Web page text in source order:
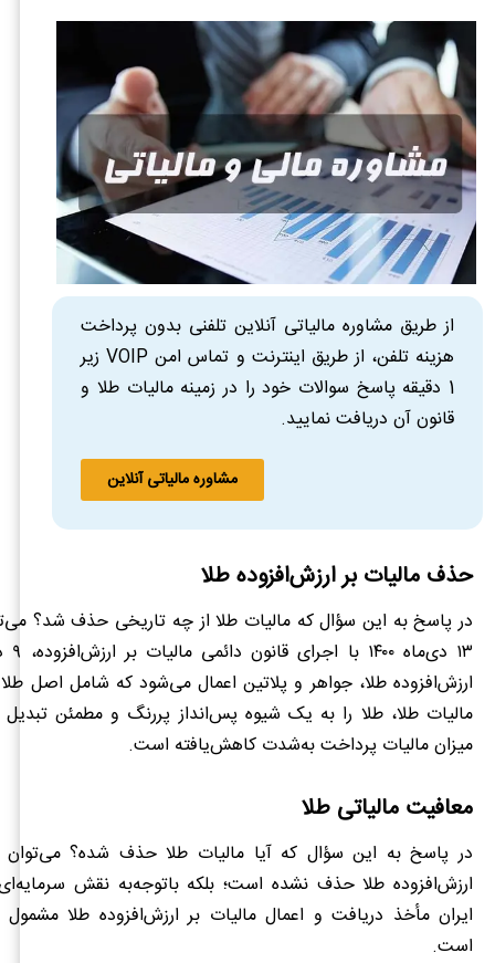
از طریق مشاوره مالیاتی آنلاین تلفنی بدون پرداخت
هزینه تلفن، از طریق اینترنت و تماس امن VOIP زیر
1 دقیقه پاسخ سوالات خود را در زمینه مالیات طلا و
قانون آن دریافت نمایید.
مشاوره مالیاتی آنلاین
حذف مالیات بر ارزش‌افزوده طلا
در پاسخ به این سؤال که مالیات طلا از چه تاریخی حذف شد؟
ارزش‌افزوده طلا، جواهر و پلاتین اعمال می‌شود که شامل اصل
مالیات طلا، طلا را به یک شیوه پس‌انداز پررنگ و مطمئن
میزان مالیات پرداخت به‌شدت کاهش‌یافته است.
معافیت مالیاتی طلا
در پاسخ به این سؤال که آیا مالیات طلا حذف شده؟ می‌توان
ارزش‌افزوده طلا حذف نشده است؛ بلکه باتوجه‌به نقش
ایران مأخذ دریافت و اعمال مالیات بر ارزش‌افزوده طلا
است.